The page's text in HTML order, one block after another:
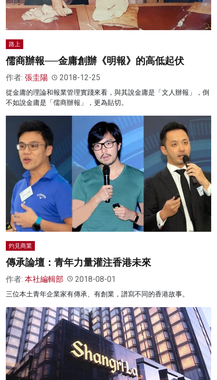
路上
儒商辦報──金庸創辦《明報》的高低起伏
作者: 張圭陽 2018-12-25
從金庸的理論和報業管理實踐來看，與其說金庸是「文人辦報」，倒
不如說金庸是「儒商辦報」，更為貼切。
灼見商業
傳承論壇：青年力量灌注香港未來
作者: 本社編輯部 2018-08-01
三位本土青年企業家有傳承、有創業，譜寫不同的香港故事。